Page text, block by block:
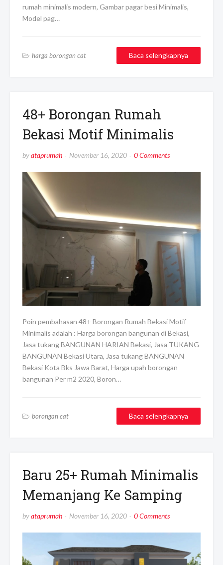
rumah minimalis modern, Gambar pagar besi Minimalis,
Model pag…
harga borongan cat Baca selengkapnya
48+ Borongan Rumah
Bekasi Motif Minimalis
byataprumah November 16, 2020 0 Comments
Poin pembahasan 48+ Borongan Rumah Bekasi Motif
Minimalis adalah : Harga borongan bangunan di Bekasi,
Jasa tukang BANGUNAN HARIAN Bekasi, Jasa TUKANG
BANGUNAN Bekasi Utara, Jasa tukang BANGUNAN
Bekasi Kota Bks Jawa Barat, Harga upah borongan
bangunan Per m2 2020, Boron…
borongan cat Baca selengkapnya
Baru 25+ Rumah Minimalis
Memanjang Ke Samping
byataprumah November 16, 2020 0 Comments